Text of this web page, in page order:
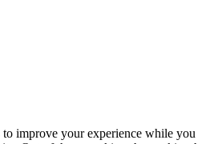
to improve your experience while you